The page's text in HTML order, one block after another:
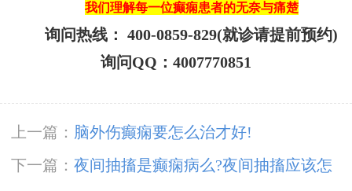
我们理解每一位癫痫患者的无奈与痛楚
询问热线： 400-0859-829(就诊请提前预约)
询问QQ：4007770851
上一篇： 脑外伤癫痫要怎么治才好!
下一篇： 夜间抽搐是癫痫病么?夜间抽搐应该怎